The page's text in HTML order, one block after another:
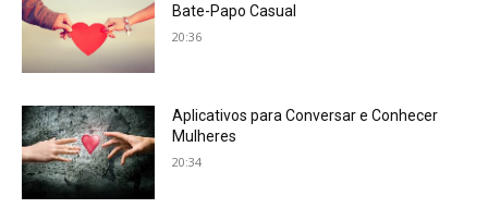
Bate-Papo Casual
20:36
Aplicativos para Conversar e Conhecer
Mulheres
20:34